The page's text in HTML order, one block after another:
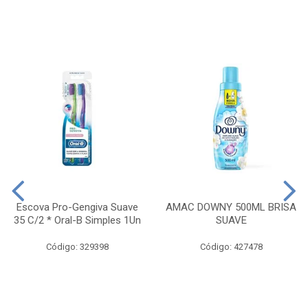
Escova Pro-Gengiva Suave
35 C/2 * Oral-B Simples 1Un
Código: 329398
AMAC DOWNY 500ML BRISA
SUAVE
Código: 427478